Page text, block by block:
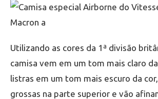
Utilizando as cores da 1ª divisão
camisa vem em um tom mais claro
listras em um tom mais escuro da
grossas na parte superior e vão